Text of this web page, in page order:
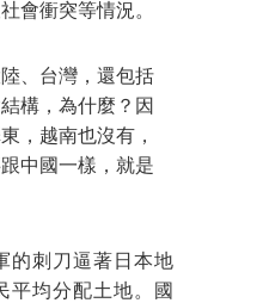
會衝突等情況。
、台灣，還包括
構，為什麼？因
，越南也沒有，
中國一樣，就是
的刺刀逼著日本地
平均分配土地。國